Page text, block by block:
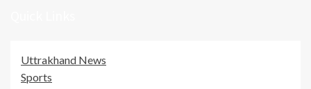
Uttrakhand News
Sports